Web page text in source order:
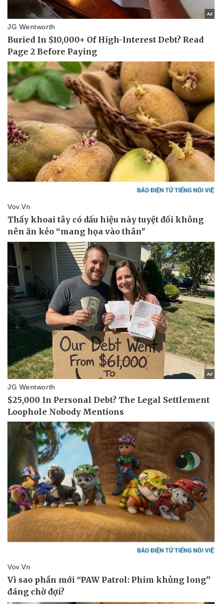
Pháp luật
Tin nóng
Tư vấn luật
Quân sự - Quốc phòng
Vũ khí
Việt Nam
Phân tích